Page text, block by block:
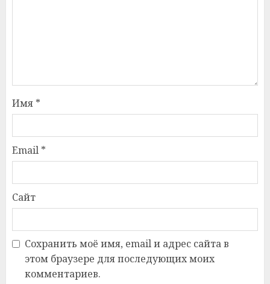
Имя *
Email *
Сайт
Сохранить моё имя, email и адрес сайта в
этом браузере для последующих моих
комментариев.